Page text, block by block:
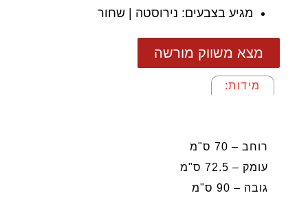
מגיע בצבעים: נירוסטה | שחור
מצא משווק מורשה
מידות:
רוחב – 70 ס"מ
עומק – 72.5 ס"מ
גובה – 90 ס"מ